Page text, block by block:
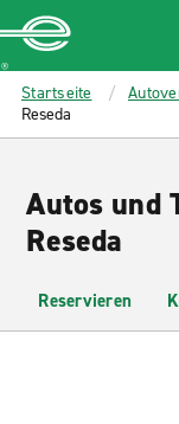
MAIN
CONTENT
Enterprise
Startseite
Reseda
Autos und
Reseda
Reservieren